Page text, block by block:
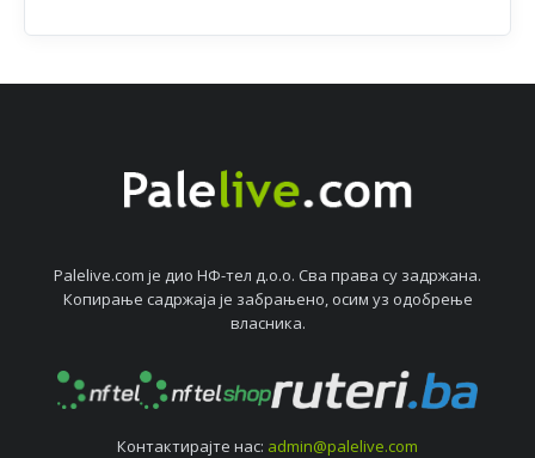
Palelive.com јe дио НФ-тeл д.о.о. Сва права су задржана.
Копирањe садржаја јe забрањeно, осим уз одобрeњe
власника.
Контактирајтe нас: admin@palelive.com